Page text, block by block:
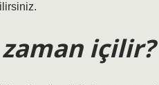
içilir?